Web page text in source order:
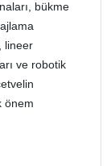
bükme
lineer
ve robotik
önem